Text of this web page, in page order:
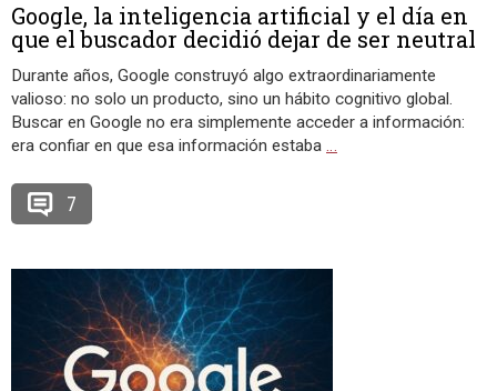
Google, la inteligencia artificial y el día en
que el buscador decidió dejar de ser neutral
Durante años, Google construyó algo extraordinariamente
valioso: no solo un producto, sino un hábito cognitivo global.
Buscar en Google no era simplemente acceder a información:
era confiar en que esa información estaba …
7